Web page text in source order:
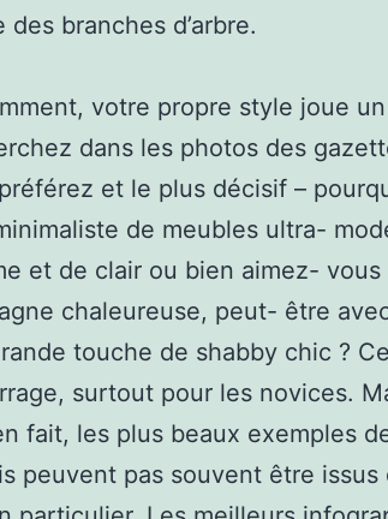
des branches d’arbre.
votre propre style joue
dans les photos des
et le plus décisif –
de meubles ultra-
et de clair ou bien aimez-
chaleureuse, peut- être
touche de shabby chic ?
surtout pour les novices.
fait, les plus beaux exemples
peuvent pas souvent être issus